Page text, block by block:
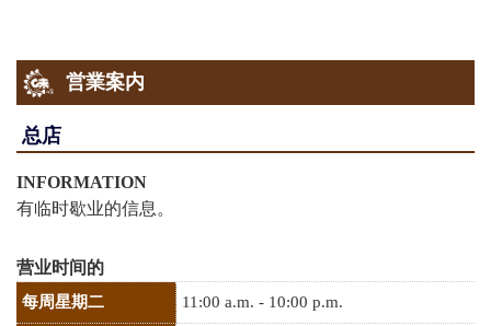
営業案内
总店
INFORMATION
有临时歇业的信息。
营业时间的
每周星期二 11:00 a.m. - 10:00 p.m.